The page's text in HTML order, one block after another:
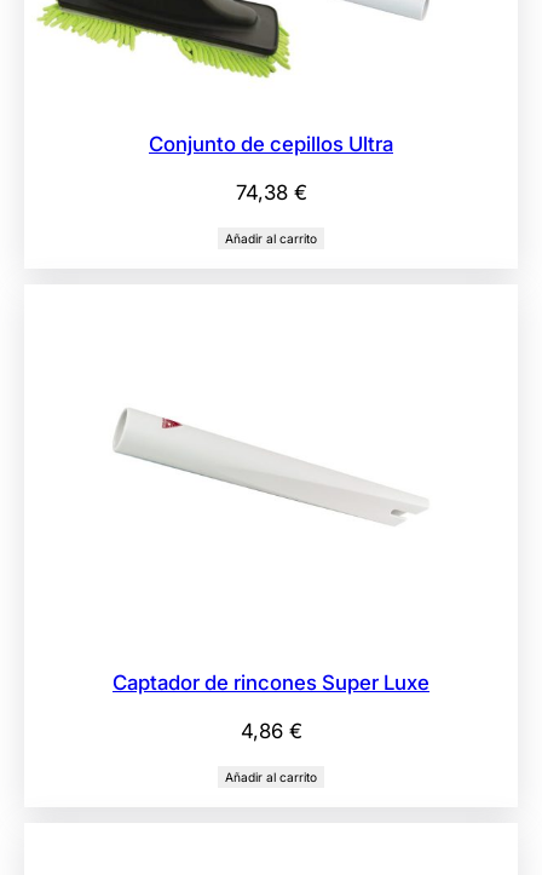
Conjunto de cepillos Ultra
74,38 €
Añadir al carrito
Captador de rincones Super Luxe
4,86 €
Añadir al carrito